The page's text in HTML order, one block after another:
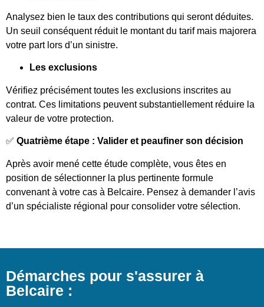
Analysez bien le taux des contributions qui seront déduites.
Un seuil conséquent réduit le montant du tarif mais majorera
votre part lors d’un sinistre.
Les exclusions
Vérifiez précisément toutes les exclusions inscrites au
contrat. Ces limitations peuvent substantiellement réduire la
valeur de votre protection.
✅ Quatrième étape : Valider et peaufiner son décision
Après avoir mené cette étude complète, vous êtes en
position de sélectionner la plus pertinente formule
convenant à votre cas à Belcaire. Pensez à demander l’avis
d’un spécialiste régional pour consolider votre sélection.
Démarches pour s'assurer à
Belcaire :